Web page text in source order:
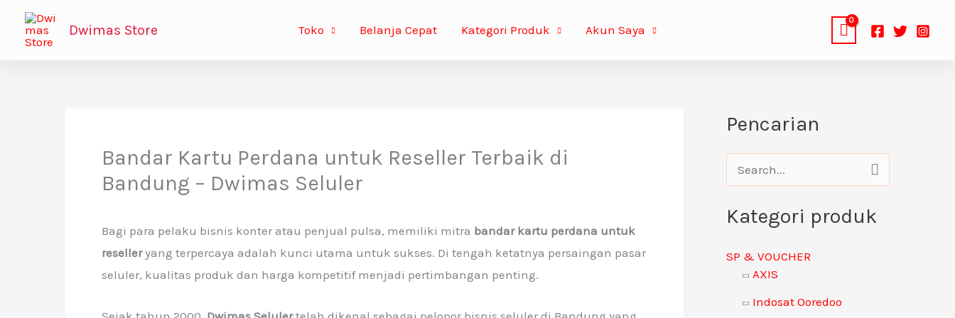
Lewati
Dwimas Store Toko Belanja Cepat Kategori Produk Akun Saya
Bandar Kartu Perdana untuk Reseller Terbaik di
Bandung – Dwimas Seluler
Bagi para pelaku bisnis konter atau penjual pulsa, memiliki mitra bandar kartu perdana untuk
reselleryang terpercaya adalah kunci utama untuk sukses. Di tengah ketatnya persaingan pasar
seluler, kualitas produk dan harga kompetitif menjadi pertimbangan penting.
Pencarian
a
r
u
Kategori produk
SP & VOUCHER
AXIS
Indosat Ooredoo